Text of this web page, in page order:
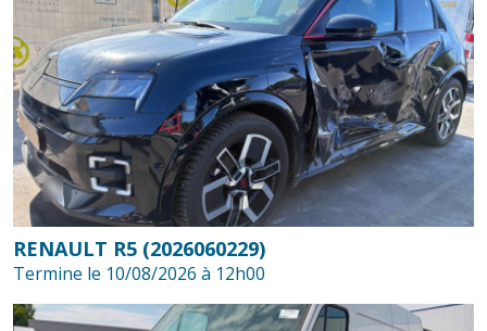
RENAULT R5 (2026060229)
Termine le 10/08/2026 à 12h00